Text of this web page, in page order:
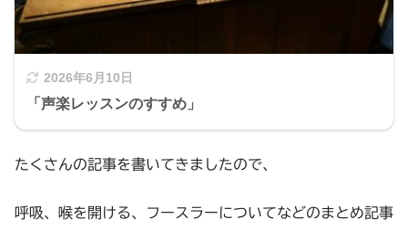
2026年6月10日
「声楽レッスンのすすめ」
たくさんの記事を書いてきましたので、
呼吸、喉を開ける、フースラーについてなどのまとめ記事